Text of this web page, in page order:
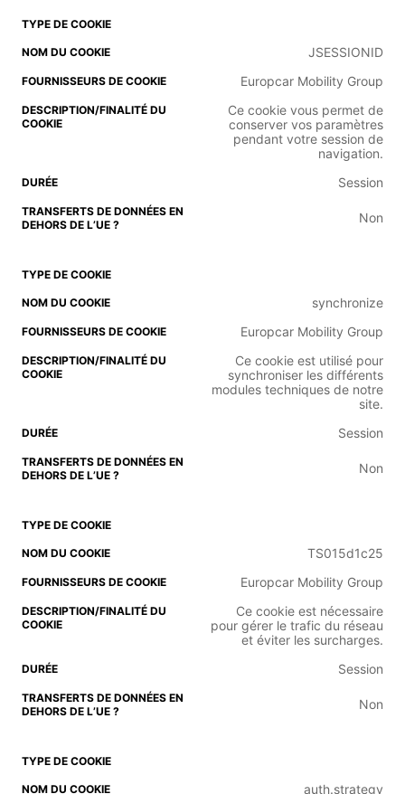
JSESSIONID
Europcar Mobility Group
Ce cookie vous permet de
conserver vos paramètres
pendant votre session de
navigation.
Session
Non
synchronize
Europcar Mobility Group
Ce cookie est utilisé pour
synchroniser les différents
modules techniques de notre
site.
Session
Non
TS015d1c25
Europcar Mobility Group
Ce cookie est nécessaire
pour gérer le trafic du réseau
et éviter les surcharges.
Session
Non
auth.strategy